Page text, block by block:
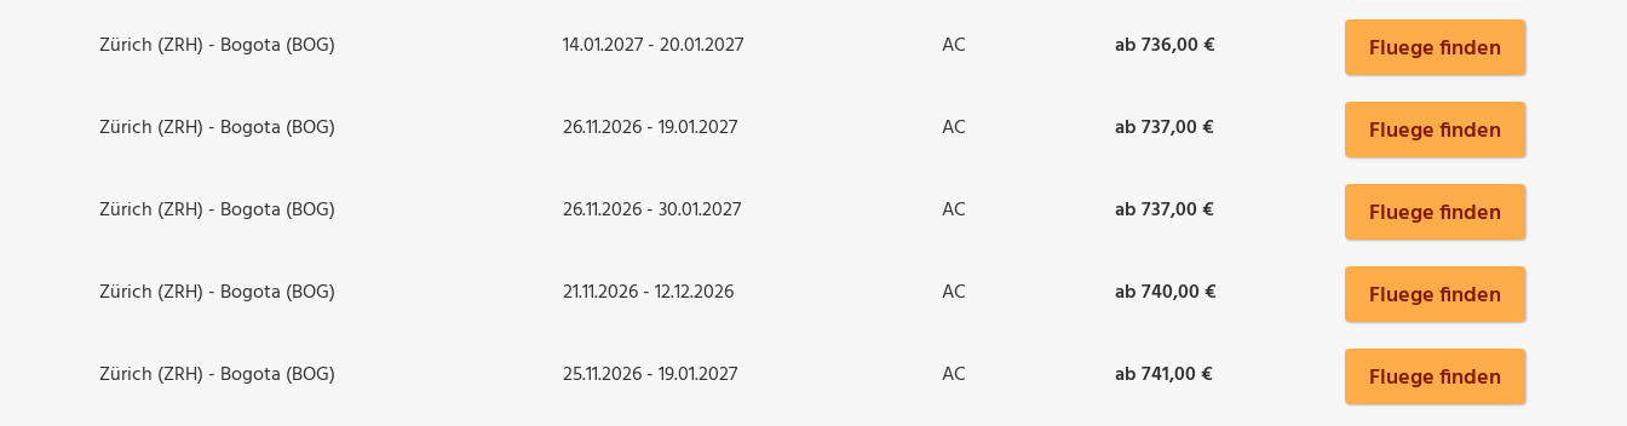
Zürich (ZRH) - Bogota (BOG) 14.01.2027 - 20.01.2027 AC ab 736,00 € Fluege finden
Zürich (ZRH) - Bogota (BOG) 26.11.2026 - 19.01.2027 AC ab 737,00 € Fluege finden
Zürich (ZRH) - Bogota (BOG) 26.11.2026 - 30.01.2027 AC ab 737,00 € Fluege finden
Zürich (ZRH) - Bogota (BOG) 21.11.2026 - 12.12.2026 AC ab 740,00 € Fluege finden
Zürich (ZRH) - Bogota (BOG) 25.11.2026 - 19.01.2027 AC ab 741,00 € Fluege finden